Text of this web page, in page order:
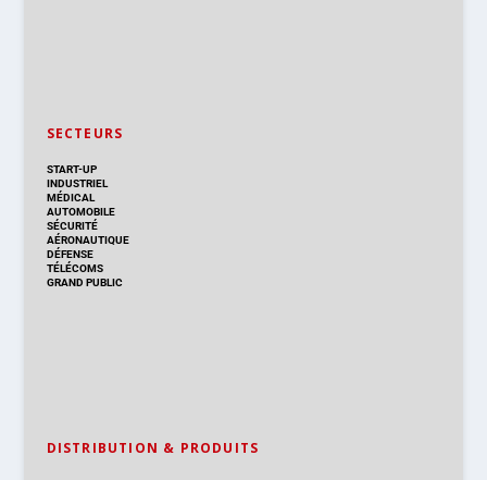
SECTEURS
START-UP
INDUSTRIEL
MÉDICAL
AUTOMOBILE
SÉCURITÉ
AÉRONAUTIQUE
DÉFENSE
TÉLÉCOMS
GRAND PUBLIC
DISTRIBUTION & PRODUITS